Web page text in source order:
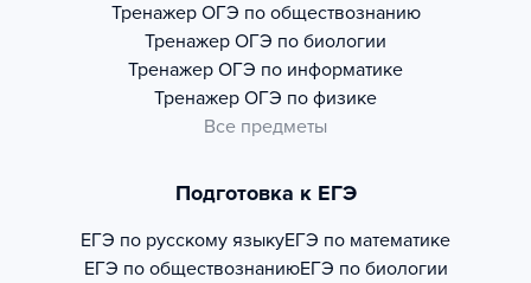
Тренажер ОГЭ по обществознанию
Тренажер ОГЭ по биологии
Тренажер ОГЭ по информатике
Тренажер ОГЭ по физике
Все предметы
Подготовка к ЕГЭ
ЕГЭ по русскому языкуЕГЭ по математике
ЕГЭ по обществознаниюЕГЭ по биологии